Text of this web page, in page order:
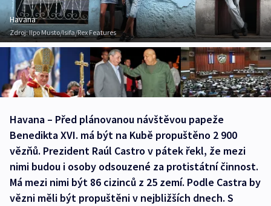
Havana
Zdroj:Ilpo Musto/Isifa/Rex Features
Havana – Před plánovanou návštěvou papeže
Benedikta XVI. má být na Kubě propuštěno 2 900
vězňů. Prezident Raúl Castro v pátek řekl, že mezi
nimi budou i osoby odsouzené za protistátní činnost.
Má mezi nimi být 86 cizinců z 25 zemí. Podle Castra by
vězni měli být propuštěni v nejbližších dnech. S